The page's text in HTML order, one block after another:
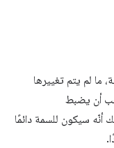
ما لم يتم تغييرها
أنّه سيكون للسمة دائمًا